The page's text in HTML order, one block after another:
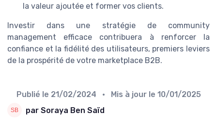
la valeur ajoutée et former vos clients.
Investir dans une stratégie de community
management efficace contribuera à renforcer la
confiance et la fidélité des utilisateurs, premiers leviers
de la prospérité de votre marketplace B2B.
Publié le 21/02/2024 • Mis à jour le 10/01/2025
par Soraya Ben Saïd